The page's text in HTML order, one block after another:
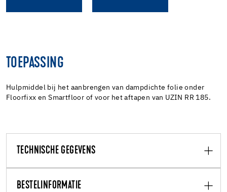
TOEPASSING
Hulpmiddel bij het aanbrengen van dampdichte folie onder
Floorfixx en Smartfloor of voor het aftapen van UZIN RR 185.
TECHNISCHE GEGEVENS
BESTELINFORMATIE